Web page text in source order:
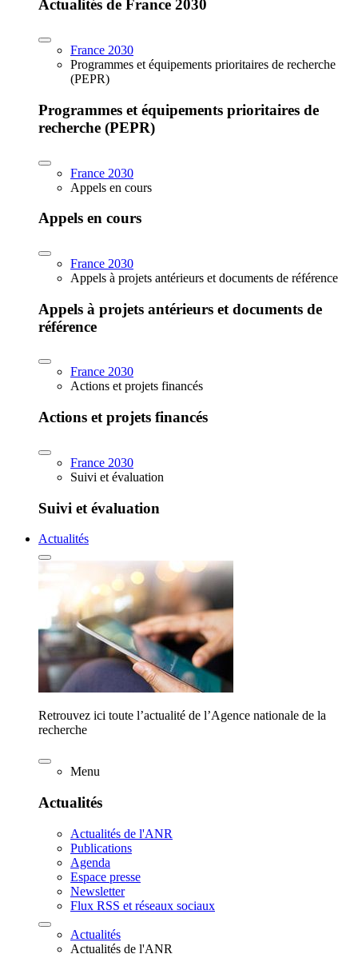
Actualités de France 2030
France 2030
Programmes et équipements prioritaires de recherche
(PEPR)
Programmes et équipements prioritaires de
recherche (PEPR)
France 2030
Appels en cours
Appels en cours
France 2030
Appels à projets antérieurs et documents de référence
Appels à projets antérieurs et documents de
référence
France 2030
Actions et projets financés
Actions et projets financés
France 2030
Suivi et évaluation
Suivi et évaluation
Actualités
Retrouvez ici toute l’actualité de l’Agence nationale de la
recherche
Menu
Actualités
Actualités de l'ANR
Publications
Agenda
Espace presse
Newsletter
Flux RSS et réseaux sociaux
Actualités
Actualités de l'ANR